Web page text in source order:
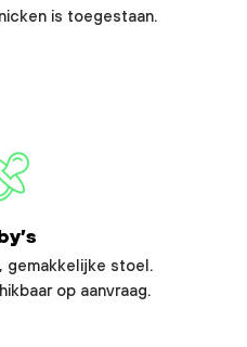
is toegestaan.
gemakkelijke stoel.
op aanvraag.